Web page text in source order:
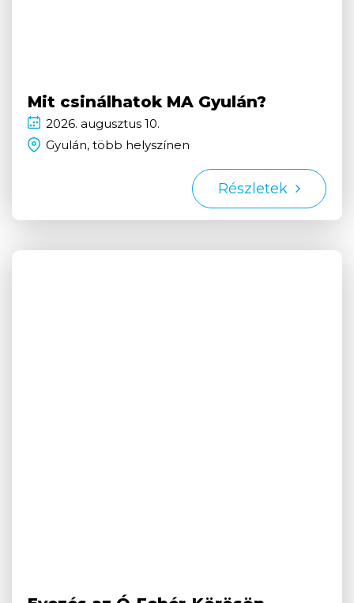
Mit csinálhatok MA Gyulán?
2026. augusztus 10.
Gyulán, több helyszínen
Részletek